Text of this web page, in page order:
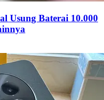
Usung Baterai 10.000